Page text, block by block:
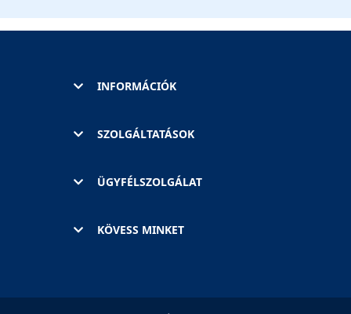
INFORMÁCIÓK
SZOLGÁLTATÁSOK
ÜGYFÉLSZOLGÁLAT
KÖVESS MINKET